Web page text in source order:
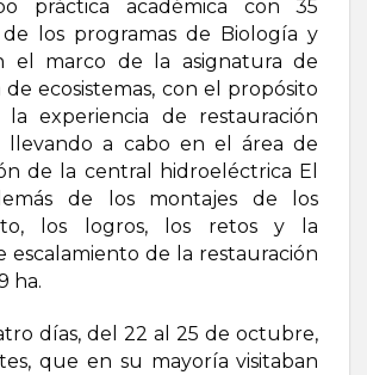
práctica académica con 35
los programas de Biología y
el marco de la asignatura de
de ecosistemas, con el propósito
experiencia de restauración
llevando a cabo en el área de
de la central hidroeléctrica El
de los montajes de los
los logros, los retos y la
escalamiento de la restauración
ha.
días, del 22 al 25 de octubre,
que en su mayoría visitaban